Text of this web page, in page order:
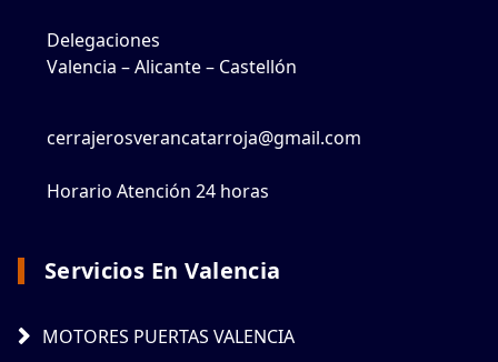
Delegaciones
Valencia – Alicante – Castellón
cerrajerosverancatarroja@gmail.com
Horario Atención 24 horas
Servicios En Valencia
MOTORES PUERTAS VALENCIA